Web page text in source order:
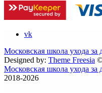
vk
Московская школа ухода
Designed by: Theme Freesia
Московская школа ухода
2018-2026